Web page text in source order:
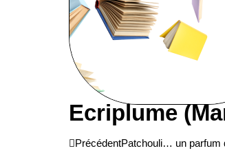
Ecriplume
Précédent
PrécédentPatchouli… un parfum